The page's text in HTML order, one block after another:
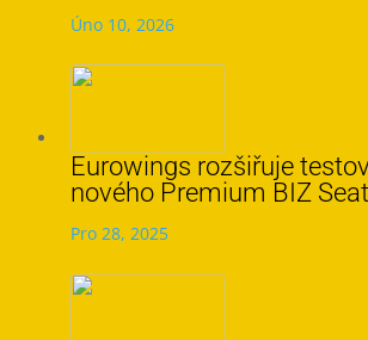
Úno 10, 2026
Eurowings rozšiřuje
nového Premium BIZ Seat
Pro 28, 2025